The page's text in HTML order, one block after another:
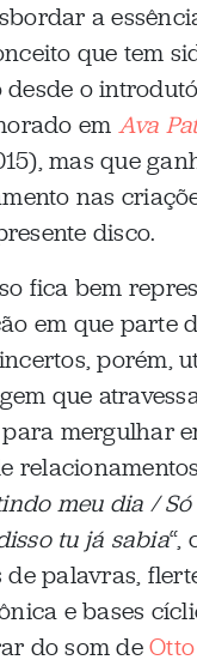
a
que tem
o
em Ava
mas que
nas
disco.
fica bem
em que parte
porém,
que
mergulhar
meu dia /
tu já sabia“,
de palavras,
e bases
do som deOtto